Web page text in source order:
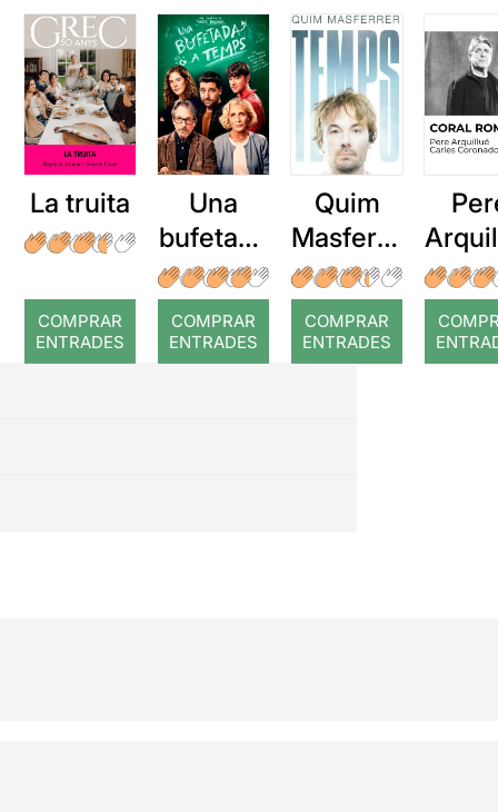
La truita
COMPRAR
ENTRADES
Una
bufetada
a temps
COMPRAR
ENTRADES
Quim
Masferre
r: Temps
COMPRAR
ENTRADES
: